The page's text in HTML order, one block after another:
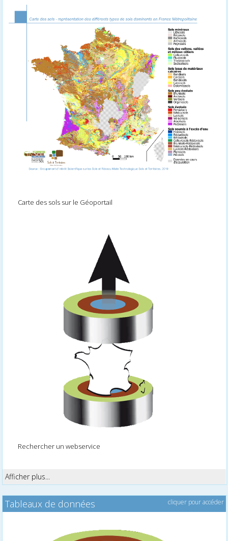
Carte des sols sur le Géoportail
Rechercher un webservice
Afficher plus...
Tableaux de données cliquer pour accéder